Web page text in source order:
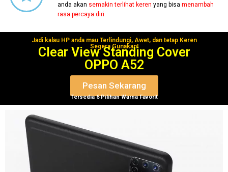
anda akan semakin terlihat keren yang bisamenambah
rasa percaya diri.
Jadi kalau HP anda mau Terlindungi, Awet, dan tetap Keren
Segera Gunakan!
Clear View Standing Cover
OPPO A52
Pesan Sekarang
Tersedia 6 Pilihan Warna Favorit